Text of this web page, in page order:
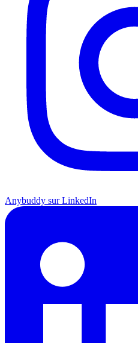
Anybuddy sur LinkedIn